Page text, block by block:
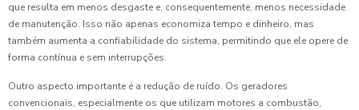
que resulta em menos desgaste e, consequentemente, menos necessidade
de manutenção. Isso não apenas economiza tempo e dinheiro, mas
também aumenta a confiabilidade do sistema, permitindo que ele opere de
forma contínua e sem interrupções.
Outro aspecto importante é a redução de ruído. Os geradores
convencionais, especialmente os que utilizam motores a combustão,